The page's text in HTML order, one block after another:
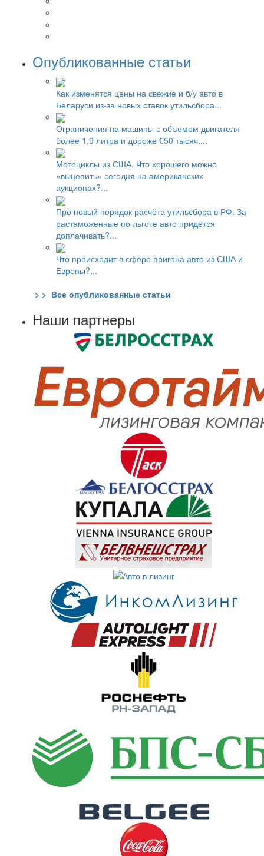
Опубликованные статьи
Как изменятся цены на свежие и б/у авто в
Беларуси из-за новых ставок утильсбора...
Ограничения на машины с объёмом двигателя
более 1,9 литра и дороже €50 тысяч....
Мотоциклы из США. Что хорошего можно
«выцепить» сегодня на американских
аукционах?...
Про новый порядок расчёта утильсбора в РФ. За
растаможенные по льготе авто придётся
доплачивать?...
Что происходит в сфере пригона авто из США и
Европы?...
> > Все опубликованные статьи
Наши партнеры